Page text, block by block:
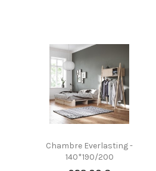
Chambre Everlasting -
140*190/200